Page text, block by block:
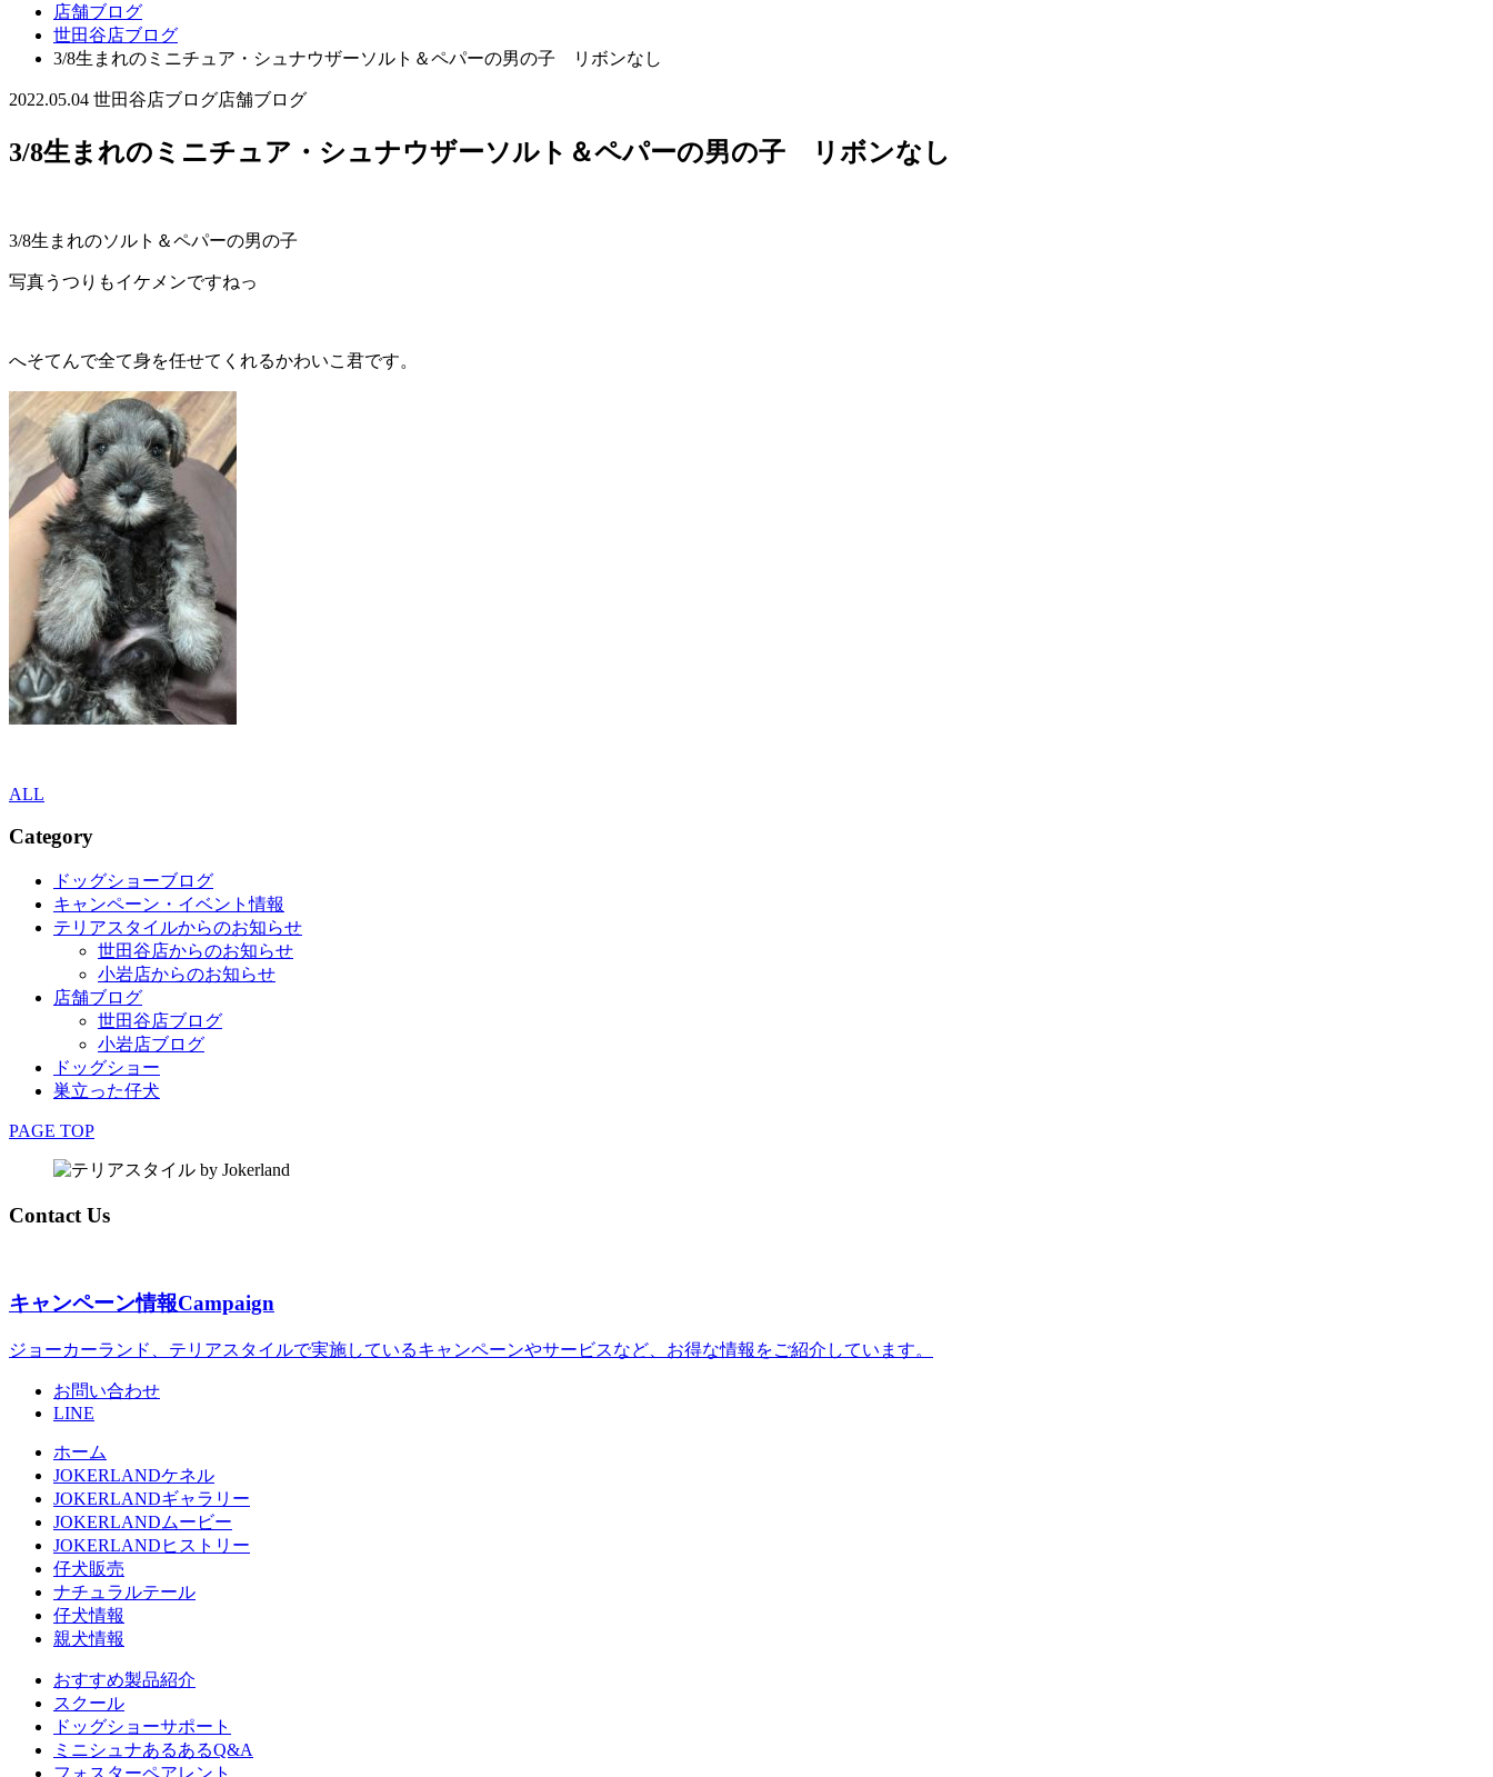
店舗ブログ
世田谷店ブログ
3/8生まれのミニチュア・シュナウザーソルト＆ペパーの男の子 リボンなし
2022.05.04 世田谷店ブログ店舗ブログ
3/8生まれのミニチュア・シュナウザーソルト＆ペパーの男の子 リボンなし
3/8生まれのソルト＆ペパーの男の子
写真うつりもイケメンですねっ
へそてんで全て身を任せてくれるかわいこ君です。
ALL
Category
ドッグショーブログ
キャンペーン・イベント情報
テリアスタイルからのお知らせ
世田谷店からのお知らせ
小岩店からのお知らせ
店舗ブログ
世田谷店ブログ
小岩店ブログ
ドッグショー
巣立った仔犬
PAGE TOP
Contact Us
キャンペーン情報Campaign
ジョーカーランド、テリアスタイルで実施しているキャンペーンやサービスなど、お得な情報をご紹介しています。
お問い合わせ
LINE
ホーム
JOKERLANDケネル
JOKERLANDギャラリー
JOKERLANDムービー
JOKERLANDヒストリー
仔犬販売
ナチュラルテール
仔犬情報
親犬情報
おすすめ製品紹介
スクール
ドッグショーサポート
ミニシュナあるあるQ&A
フォスターペアレント